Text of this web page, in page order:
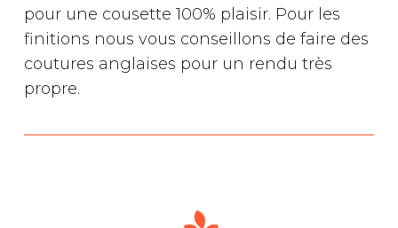
pour une cousette 100% plaisir. Pour les
finitions nous vous conseillons de faire des
coutures anglaises pour un rendu très
propre.